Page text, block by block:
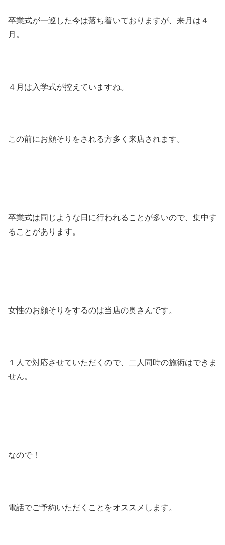
卒業式が一巡した今は落ち着いておりますが、来月は４
月。
４月は入学式が控えていますね。
この前にお顔そりをされる方多く来店されます。
卒業式は同じような日に行われることが多いので、集中す
ることがあります。
女性のお顔そりをするのは当店の奥さんです。
１人で対応させていただくので、二人同時の施術はできま
せん。
なので！
電話でご予約いただくことをオススメします。